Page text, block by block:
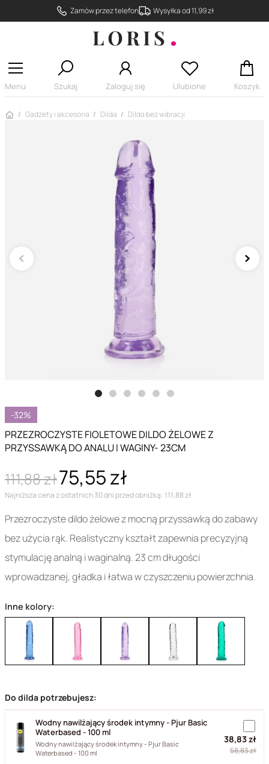
Zamów przez telefon Wysyłka od 11,99 zł
Menu Szukaj Zaloguj się Ulubione Koszyk
Strona główna
Gadżety i akcesoria Dilda Dilda bez wibracji
-32%
PRZEZROCZYSTE FIOLETOWE DILDO ŻELOWE Z
PRZYSSAWKĄ DO ANALU I WAGINY- 23CM
111,88 zł75,55 zł
Najniższa cena z ostatnich 30 dni przed obniżką: 111,88 zł
Przezroczyste dildo żelowe z mocną przyssawką do zabawy
bez użycia rąk. Realistyczny kształt zapewnia precyzyjną
stymulację analną i waginalną. 23 cm długości
wprowadzanej, gładka i łatwa w czyszczeniu powierzchnia.
Inne kolory:
Do dilda potrzebujesz:
Wodny nawilżający środek intymny - Pjur Basic
Waterbased - 100 ml
Wodny nawilżający środek intymny - Pjur Basic
Waterbased - 100 ml
38,83 zł
58,83 zł